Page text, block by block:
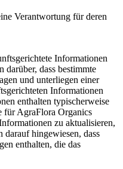
Verantwortung für deren
Informationen
darüber, dass bestimmte
und unterliegen einer
Informationen
enthalten typischerweise
für AgraFlora Organics
zu aktualisieren,
darauf hingewiesen, dass
enthalten, die das